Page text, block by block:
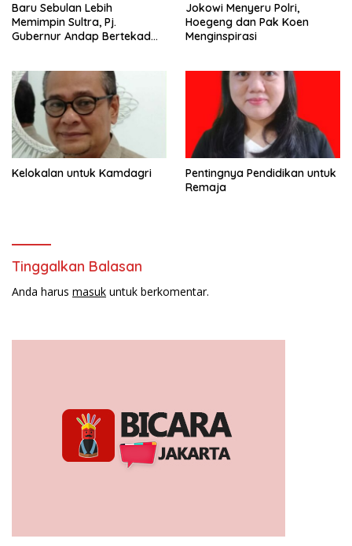
Baru Sebulan Lebih
Memimpin Sultra, Pj.
Gubernur Andap Bertekad
Tenggara
Jokowi Menyeru Polri,
Hoegeng dan Pak Koen
Menginspirasi
Kelokalan untuk Kamdagri
Pentingnya Pendidikan untuk
Remaja
Tinggalkan Balasan
Anda harus masuk untuk berkomentar.